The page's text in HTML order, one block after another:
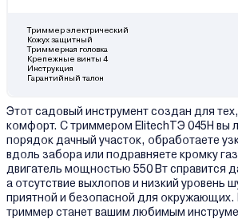
Триммер электрический
Кожух защитный
Триммерная головка
Крепежные винты 4
Инструкция
Гарантийный талон
Этот садовый инструмент создан для
комфорт. С триммером ElitechТЭ 045Н вы
порядок дачный участок, обработаете
вдоль забора или подравняете кромку
двигатель мощностью 550 Вт справится
а отсутствие выхлопов и низкий уровень
приятной и безопасной для окружающих.
триммер станет вашим любимым